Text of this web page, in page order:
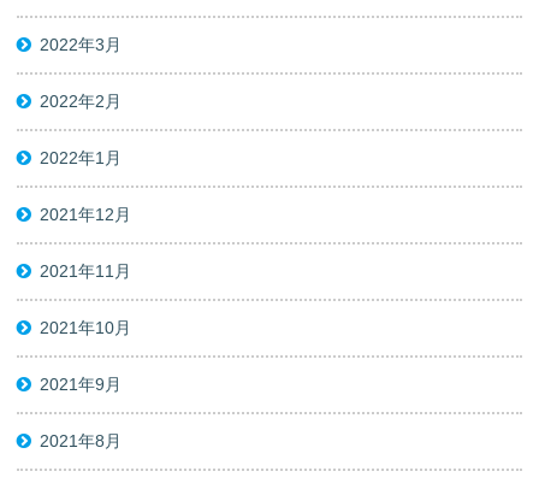
2022年3月
2022年2月
2022年1月
2021年12月
2021年11月
2021年10月
2021年9月
2021年8月